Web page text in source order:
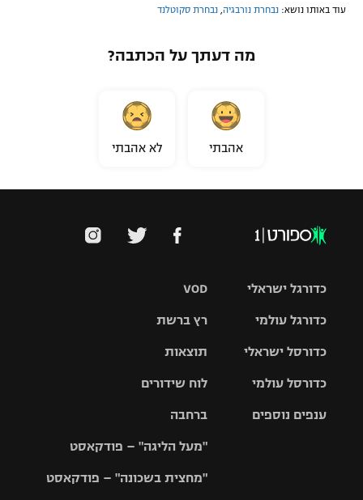
עוד באותו נושא: נבחרת נורבגיה נבחרת סקוטלנד
מה דעתך על הכתבה?
אהבתי לא אהבתי
VOD
רץ ברשת
תוצאות
לוח שידורים
ברחבה
"מעל הליגה" – פודקאסט
"מחצית בשכונה" – פודקאסט
כדורגל ישראלי
גביע הטוטו
כדורגל עולמי
האלופות
ליגה
כדורסל ישראלי
סל
כדורסל עולמי
ענפים נוספים